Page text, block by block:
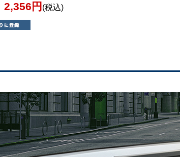
2,356円 (税込)